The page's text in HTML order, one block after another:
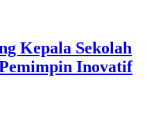
Kepala Sekolah
Inovatif